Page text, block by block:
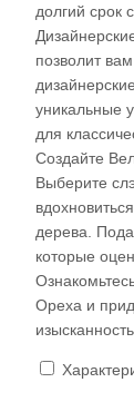
долгий срок
позволит
уникальные
для
Создайте
Выберите
дерева.
которые
Ореха и